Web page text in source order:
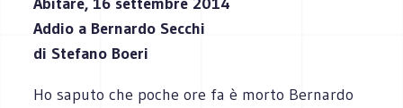
Addio a Bernardo Secchi
di Stefano Boeri
Ho saputo che poche ore fa è morto Bernardo